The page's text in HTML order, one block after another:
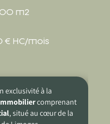
m2
HC/mois
exclusivité à la
comprenant
, situé au cœur de la